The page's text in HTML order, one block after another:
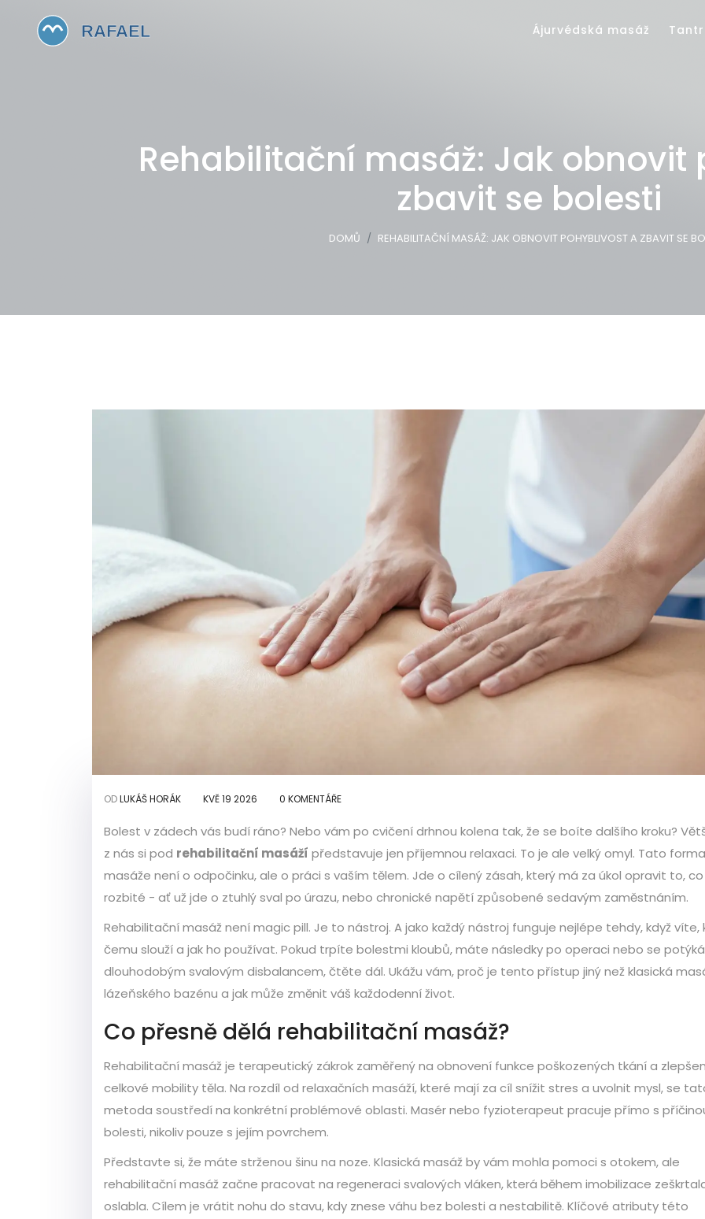
Ájurvédská masáž
Rehabilitační masáž: Jak obnovit
zbavit se bolesti
DOMŮ REHABILITAČNÍ MASÁŽ: JAK OBNOVIT POHYBLIVOST A ZBAVIT SE
ODLUKÁŠ HORÁK KVĚ 19 2026 0 KOMENTÁŘE
Bolest v zádech vás budí ráno? Nebo vám po cvičení drhnou kolena tak, že se boíte dalšího kroku?
z nás si pod rehabilitační masáží představuje jen příjemnou relaxaci. To je ale velký omyl. Tato forma
masáže není o odpočinku, ale o práci s vaším tělem. Jde o cílený zásah, který má za úkol opravit to,
rozbité - ať už jde o ztuhlý sval po úrazu, nebo chronické napětí způsobené sedavým zaměstnáním.
Rehabilitační masáž není magic pill. Je to nástroj. A jako každý nástroj funguje nejlépe tehdy, když víte,
čemu slouží a jak ho používat. Pokud trpíte bolestmi kloubů, máte následky po operaci nebo se
dlouhodobým svalovým disbalancem, čtěte dál. Ukážu vám, proč je tento přístup jiný než klasická
lázeňského bazénu a jak může změnit váš každodenní život.
Co přesně dělá rehabilitační masáž?
Rehabilitační masážje terapeutický zákrok zaměřený na obnovení funkce poškozených tkání a
celkové mobility těla. Na rozdíl od relaxačních masáží, které mají za cíl snížit stres a uvolnit mysl, se
metoda soustředí na konkrétní problémové oblasti. Masér nebo fyzioterapeut pracuje přímo s
bolesti, nikoliv pouze s jejím povrchem.
Představte si, že máte strženou šinu na noze. Klasická masáž by vám mohla pomoci s otokem, ale
rehabilitační masáž začne pracovat na regeneraci svalových vláken, která během imobilizace
oslabla. Cílem je vrátit nohu do stavu, kdy znese váhu bez bolesti a nestabilitě. Klíčové atributy této